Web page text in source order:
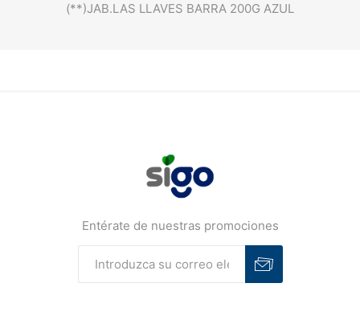
(**)JAB.LAS LLAVES BARRA 200G AZUL
Entérate de nuestras promociones